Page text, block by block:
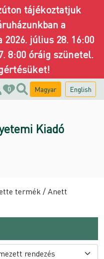
tájékoztatjuk
a
július 28. 16:00
8:00 óráig szünetel.
0 Magyar English
Kiadó
termék / Anett